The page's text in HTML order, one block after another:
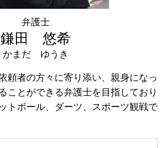
頼者の方々に寄り添い、親身になっ
ことができる弁護士を目指しており
トボール、ダーツ、スポーツ観戦で
弁護士
鎌田 悠希
かまだ ゆうき